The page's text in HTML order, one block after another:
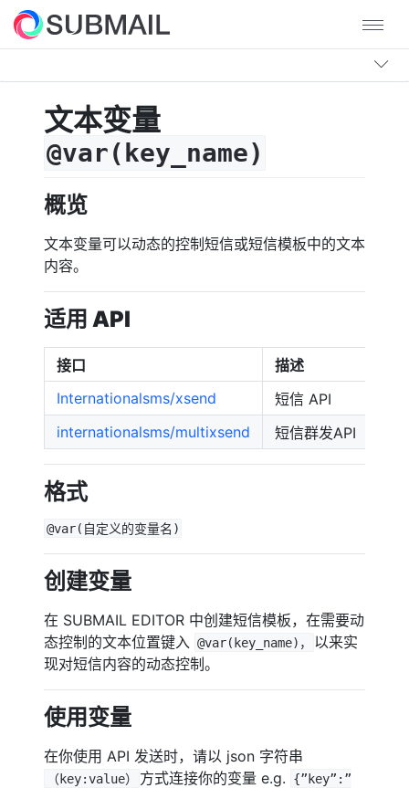
文本变量
@var(key_name)
概览
文本变量可以动态的控制短信或短信模板中的文本
内容。
适用 API
接口
描述
Internationalsms/xsend
短信 API
internationalsms/multixsend
短信群发API
格式
@var(自定义的变量名)
创建变量
在 SUBMAIL EDITOR 中创建短信模板，在需要动
态控制的文本位置键入
@var(key_name)，
以来实
现对短信内容的动态控制。
使用变量
在你使用 API 发送时，请以 json 字符串
（key:value） 方式连接你的变量 e.g.
{”key”:”